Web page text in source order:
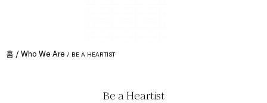
홈 Who We Are BE A HEARTIST
Be a Heartist